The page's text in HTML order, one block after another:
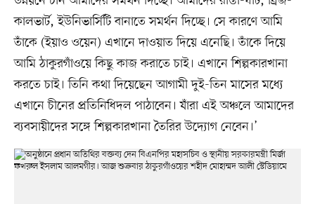
কালভার্ট, ইউনিভার্সিটি বানাতে সমর্থন দিচ্ছে। সে কারণে আমি
তাঁকে (ইয়াও ওয়েন) এখানে দাওয়াত দিয়ে এনেছি। তাঁকে দিয়ে
আমি ঠাকুরগাঁওয়ে কিছু কাজ করাতে চাই। এখানে শিল্পকারখানা
করতে চাই। তিনি কথা দিয়েছেন আগামী দুই-তিন মাসের মধ্যে
এখানে চীনের প্রতিনিধিদল পাঠাবেন। যাঁরা এই অঞ্চলে আমাদের
ব্যবসায়ীদের সঙ্গে শিল্পকারখানা তৈরির উদ্যোগ নেবেন।’